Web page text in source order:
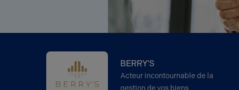
BERRY'S
Acteur incontournable de la